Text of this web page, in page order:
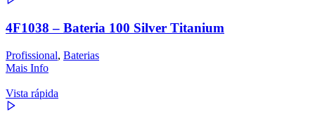
4F1038 – Bateria 100 Silver Titanium
Profissional, Baterias
Mais Info
Vista rápida